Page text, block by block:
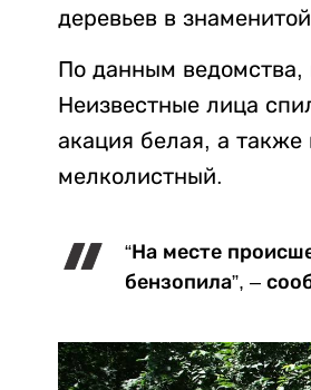
деревьев в
По данным ведомства,
Неизвестные лица
акация белая, а
мелколистный.
“На месте
бензопила”, –